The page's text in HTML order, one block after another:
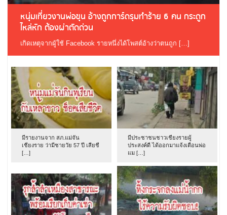
หนุ่มเที่ยวงานพ่อขุน อ้างถูกการ์ดรุมทำร้าย 6 คน กระดูก
ไหล่หัก ต้องผ่าตัดด่วน
เกิดเหตุจากผู้ใช้ Facebook รายหนึ่งได้โพสต์อ้างว่าตนถูก […]
มีรายงานจาก สภ.แม่จัน
เชียงราย ว่ามีชายวัย 57 ปี เสียชี
[…]
มีประชาชนชาวเชียงรายผู้
ประสงค์ดี ได้ออกมาแจ้งเตือนพ่อ
แม […]